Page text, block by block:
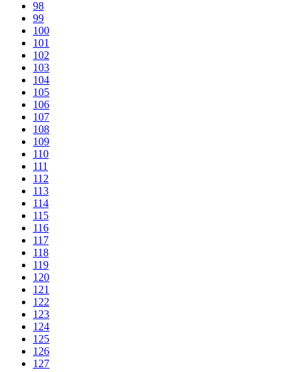
98
99
100
101
102
103
104
105
106
107
108
109
110
111
112
113
114
115
116
117
118
119
120
121
122
123
124
125
126
127